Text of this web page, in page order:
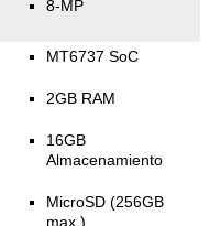
8-MP
MT6737 SoC
2GB RAM
16GB
Almacenamiento
MicroSD (256GB
max.)